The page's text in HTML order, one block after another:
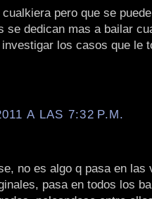
pero que se
se dedican mas a bailar
los casos que le
A LAS 7:32 P.M.
no es algo q pasa en las
pasa en todos los